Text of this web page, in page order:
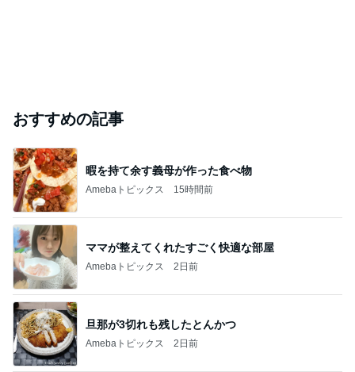
おすすめの記事
暇を持て余す義母が作った食べ物
Amebaトピックス 15時間前
ママが整えてくれたすごく快適な部屋
Amebaトピックス 2日前
旦那が3切れも残したとんかつ
Amebaトピックス 2日前